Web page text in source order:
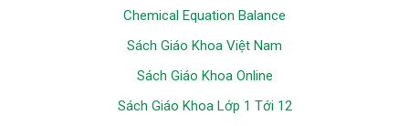
Chemical Equation Balance
Sách Giáo Khoa Việt Nam
Sách Giáo Khoa Online
Sách Giáo Khoa Lớp 1 Tới 12